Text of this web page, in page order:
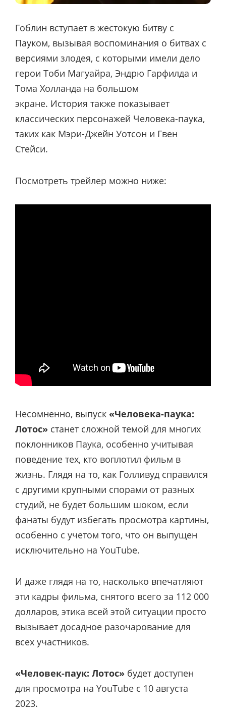
Гоблин вступает в жестокую битву с
Пауком, вызывая воспоминания о битвах с
версиями злодея, с которыми имели дело
герои Тоби Магуайра, Эндрю Гарфилда и
Тома Холланда на большом
экране. История также показывает
классических персонажей Человека-паука,
таких как Мэри-Джейн Уотсон и Гвен
Стейси.
Посмотреть трейлер можно ниже:
Несомненно, выпуск «Человека-паука:
Лотос» станет сложной темой для многих
поклонников Паука, особенно учитывая
поведение тех, кто воплотил фильм в
жизнь. Глядя на то, как Голливуд справился
с другими крупными спорами от разных
студий, не будет большим шоком, если
фанаты будут избегать просмотра картины,
особенно с учетом того, что он выпущен
исключительно на YouTube.
И даже глядя на то, насколько впечатляют
эти кадры фильма, снятого всего за 112 000
долларов, этика всей этой ситуации просто
вызывает досадное разочарование для
всех участников.
«Человек-паук: Лотос» будет доступен
для просмотра на YouTube с 10 августа
2023.